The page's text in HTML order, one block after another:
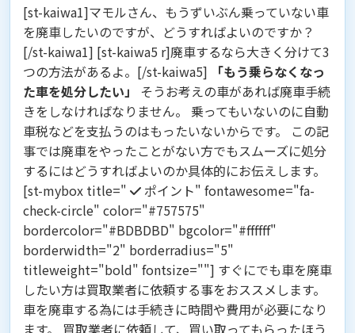
[st-kaiwa1]マモルさん、もうずいぶん乗っていない車
を廃車したいのですが、どうすればよいのですか？
[/st-kaiwa1] [st-kaiwa5 r]廃車するなら大きく分けて3
つの方法があるよ。[/st-kaiwa5]
「もう乗らなくなっ
た車を処分したい」
そうお考えの車があれば廃車手続
きをしなければなりません。 乗ってもいないのに自動
車税などを支払うのはもったいないからです。 この記
事では廃車をやったことがない方でもスムーズに処分
するにはどうすればよいのか具体的にお伝えします。
[st-mybox title="
ポイント" fontawesome="fa-
check-circle" color="#757575"
bordercolor="#BDBDBD" bgcolor="#ffffff"
borderwidth="2" borderradius="5"
titleweight="bold" fontsize=""] すぐにでも車を廃車
したい方は買取業者に依頼する事をおススメします。
車を廃車する為には手続きに時間や費用が必要になり
ます。 買取業者に依頼して、買い取ってもらったほう